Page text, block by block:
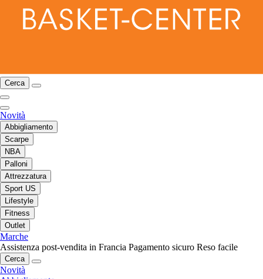
Cerca
Novità
Abbigliamento
Scarpe
NBA
Palloni
Attrezzatura
Sport US
Lifestyle
Fitness
Outlet
Marche
Assistenza post-vendita in Francia Pagamento sicuro Reso facile
Cerca
Novità